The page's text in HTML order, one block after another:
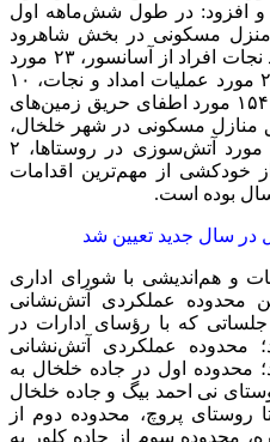
اشاره کرد و افزود: در طول شش‌ماهه اول
مسکونی در بخش شاهرود
به‌عنوان نیروهای کمکی، ۵۸ مورد نجات افراد از آسانسور، ۲۳ مورد
رفع مزاحمت حیوانات وحشی، ۲۴ مورد عملیات امداد و نجات، ۱۰
مورد گیرکردن انگشتر در دست، ۱۵۴ مورد اطفای حریق زمین‌های
حریق منازل مسکونی در شهر خلخال،
۱۰ مورد آتش‌سوزی خودرو، ۴۴ مورد آتش‌سوزی در روستاها، ۲
خودکشی از مهم‌ترین اقدامات
در سال جدید تعیین شد
و هم‌اندیشی با شورای اداری
محدوده عملکردی آتش‌نشانی
که با رؤسای ادارات در
محدوده عملکردی آتش‌نشانی
اول در جاده خلخال به
نی احمد بیگ و جاده خلخال
روستای پروچ، محدوده دوم از
محدوده سوم از جاده کلور به